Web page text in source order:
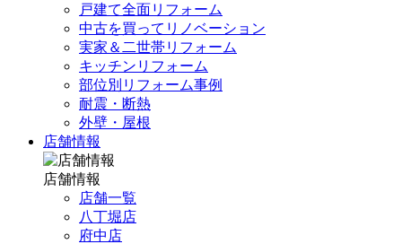
戸建て全面リフォーム
中古を買ってリノベーション
実家＆二世帯リフォーム
キッチンリフォーム
部位別リフォーム事例
耐震・断熱
外壁・屋根
店舗情報
店舗情報
店舗一覧
八丁堀店
府中店